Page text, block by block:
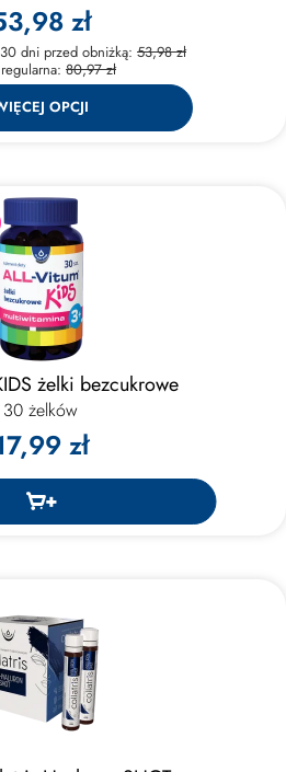
zł
dni przed obniżką: 53,98 zł
80,97 zł
OPCJI
żelki bezcukrowe
30 żelków
zł